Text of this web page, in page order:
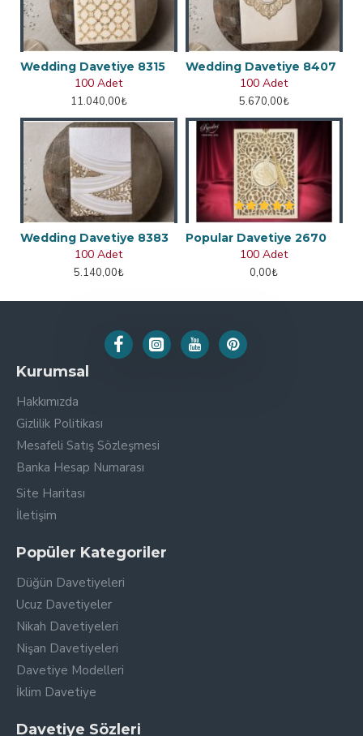
Wedding Davetiye 8315
100 Adet
11.040,00₺
Wedding Davetiye 8407
100 Adet
5.670,00₺
Wedding Davetiye 8383
100 Adet
5.140,00₺
Popular Davetiye 2670
100 Adet
0,00₺
Kurumsal
Hakkımızda
Gizlilik Politikası
Mesafeli Satış Sözleşmesi
Banka Hesap Numarası
Site Haritası
İletişim
Popüler Kategoriler
Düğün Davetiyeleri
Ucuz Davetiyeler
Nikah Davetiyeleri
Nişan Davetiyeleri
Davetiye Modelleri
İklim Davetiye
Davetiye Sözleri